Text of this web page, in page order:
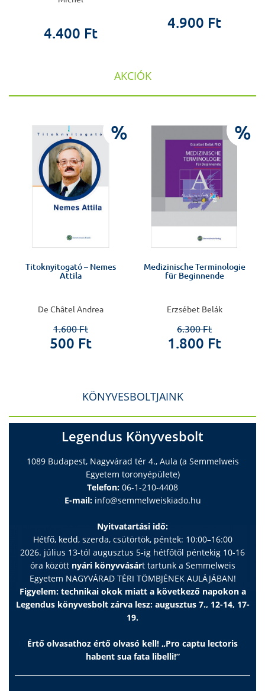
4.400 Ft
4.900 Ft
AKCIÓK
%
Titoknyitogató – Nemes
Attila
De Châtel Andrea
1.600 Ft
500 Ft
%
Medizinische Terminologie
für Beginnende
Erzsébet Belák
6.300 Ft
1.800 Ft
KÖNYVESBOLTJAINK
Legendus Könyvesbolt
1089 Budapest, Nagyvárad tér 4., Aula (a Semmelweis
Egyetem toronyépülete)
Telefon: 06-1-210-4408
E-mail: info@semmelweiskiado.hu
Nyitvatartási idő:
Hétfő, kedd, szerda, csütörtök, péntek: 10:00–16:00
2026. július 13-tól augusztus 5-ig hétfőtől péntekig 10-16
óra között nyári könyvvásárt tartunk a Semmelweis
Egyetem NAGYVÁRAD TÉRI TÖMBJÉNEK AULÁJÁBAN!
Figyelem: technikai okok miatt a következő napokon a
Legendus könyvesbolt zárva lesz: augusztus 7., 12-14, 17-
19.
Értő olvasathoz értő olvasó kell! „Pro captu lectoris
habent sua fata libelli!”